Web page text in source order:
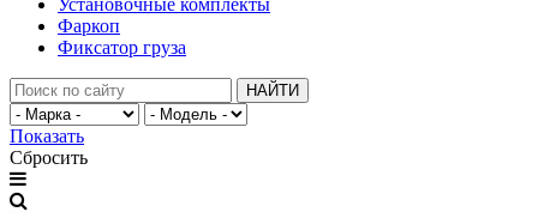
Установочные комплекты
Фаркоп
Фиксатор груза
НАЙТИ
Показать
Сбросить